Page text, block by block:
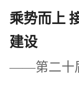
乘势而上
建设
——第二十